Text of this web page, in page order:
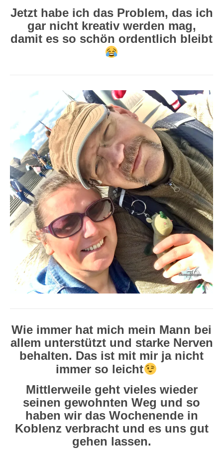
Jetzt habe ich das Problem, das ich
gar nicht kreativ werden mag,
damit es so schön ordentlich bleibt
Wie immer hat mich mein Mann bei
allem unterstützt und starke Nerven
behalten. Das ist mit mir ja nicht
immer so leicht
Mittlerweile geht vieles wieder
seinen gewohnten Weg und so
haben wir das Wochenende in
Koblenz verbracht und es uns gut
gehen lassen.